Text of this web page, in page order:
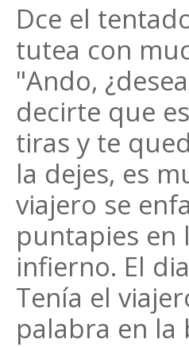
Dce el
tutea con
"Ando,
decirte que
tiras y te
la dejes, es
viajero se
puntapies en
infierno. El
Tenía el
palabra en la